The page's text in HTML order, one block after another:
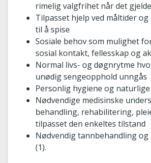
rimelig valgfrihet når det
Tilpasset hjelp ved måltider
til å spise
Sosiale behov som mulighet
sosial kontakt, fellesskap og
Normal livs- og døgnrytme
unødig sengeopphold unngås
Personlig hygiene og
Nødvendige medisinske
behandling, rehabilitering,
tilpasset den enkeltes tilstand
Nødvendig tannbehandling
(1).